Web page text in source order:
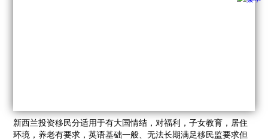
新西兰投资移民分适用于有大国情结，对福利，子女教育，居住
环境，养老有要求，英语基础一般、无法长期满足移民监要求但